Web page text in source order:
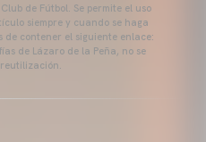
de Fútbol. Se permite el uso
siempre y cuando se haga
de contener el siguiente enlace:
de Lázaro de la Peña, no se